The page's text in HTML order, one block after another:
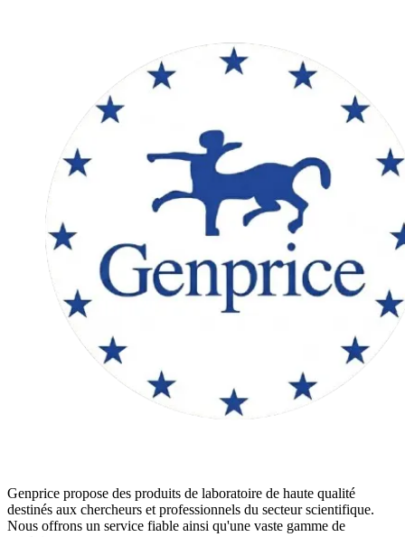
Genprice propose des produits de laboratoire de haute qualité
destinés aux chercheurs et professionnels du secteur scientifique.
Nous offrons un service fiable ainsi qu'une vaste gamme de